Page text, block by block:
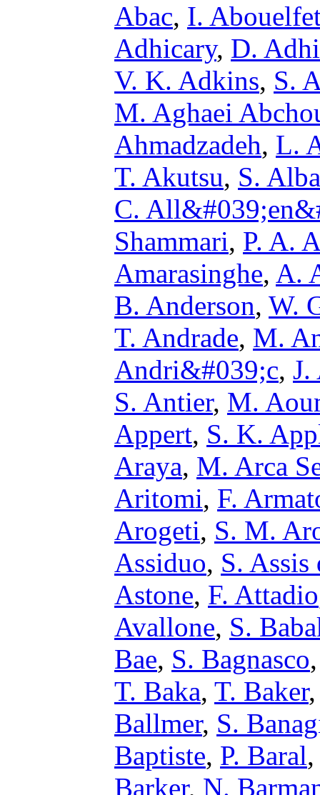
Abac, I.
Adhicary, D.
V. K. Adkins, S.
M. Aghaei
Ahmadzadeh, L.
T. Akutsu, S.
C.
Shammari, P. A.
Amarasinghe, A.
B. Anderson, W.
T. Andrade, M.
Andri&#039;c, J.
S. Antier, M.
Appert, S. K.
Araya, M. Arca
Aritomi, F.
Arogeti, S. M.
Assiduo, S. Assis
Astone, F. Attadio
Avallone, S.
Bae, S. Bagnasco
T. Baka, T. Baker
Ballmer, S.
Baptiste, P. Baral
Barker, N.